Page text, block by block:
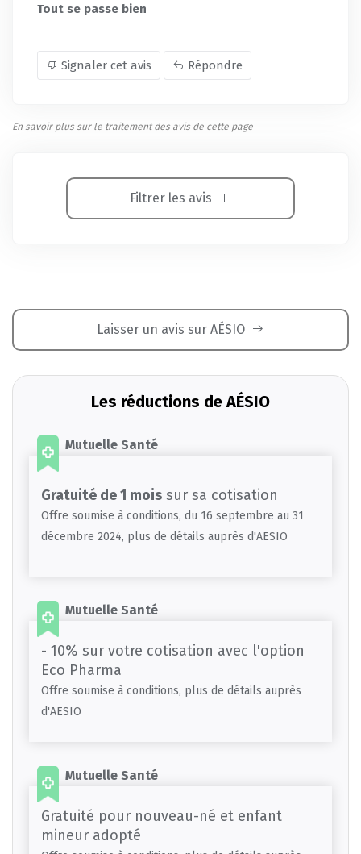
Tout se passe bien
Signaler cet avis Répondre
En savoir plus sur le traitement des avis de cette page
Filtrer les avis
Laisser un avis sur AÉSIO
Les réductions de AÉSIO
Mutuelle Santé
Gratuité de 1 mois sur sa cotisation
Offre soumise à conditions, du 16 septembre au 31
décembre 2024, plus de détails auprès d'AESIO
Mutuelle Santé
- 10% sur votre cotisation avec l'option
Eco Pharma
Offre soumise à conditions, plus de détails auprès
d'AESIO
Mutuelle Santé
Gratuité pour nouveau-né et enfant
mineur adopté